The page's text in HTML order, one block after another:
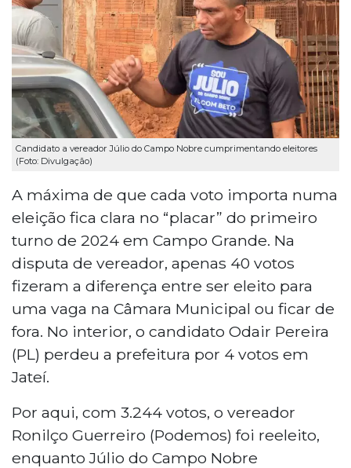
Candidato a vereador Júlio do Campo Nobre cumprimentando eleitores
(Foto: Divulgação)
A máxima de que cada voto importa numa
eleição fica clara no “placar” do primeiro
turno de 2024 em Campo Grande. Na
disputa de vereador, apenas 40 votos
fizeram a diferença entre ser eleito para
uma vaga na Câmara Municipal ou ficar de
fora. No interior, o candidato Odair Pereira
(PL) perdeu a prefeitura por 4 votos em
Jateí.
Por aqui, com 3.244 votos, o vereador
Ronilço Guerreiro (Podemos) foi reeleito,
enquanto Júlio do Campo Nobre